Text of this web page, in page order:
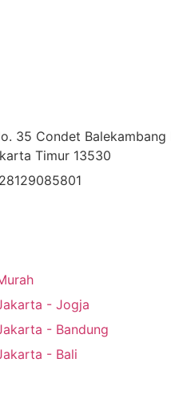
35 Condet Balekambang
Timur 13530
- Jogja
- Bandung
- Bali